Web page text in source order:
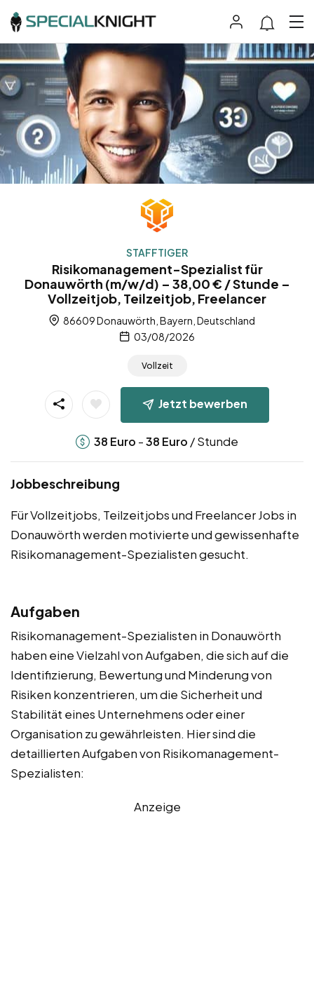
STAFFTIGER
Risikomanagement-Spezialist für
Donauwörth (m/w/d) – 38,00 € / Stunde –
Vollzeitjob, Teilzeitjob, Freelancer
86609 Donauwörth, Bayern, Deutschland
03/08/2026
Vollzeit
Jetzt bewerben
38 Euro -38 Euro / Stunde
Jobbeschreibung
Für Vollzeitjobs, Teilzeitjobs und Freelancer Jobs in
Donauwörth werden motivierte und gewissenhafte
Risikomanagement-Spezialisten gesucht.
Aufgaben
Risikomanagement-Spezialisten in Donauwörth
haben eine Vielzahl von Aufgaben, die sich auf die
Identifizierung, Bewertung und Minderung von
Risiken konzentrieren, um die Sicherheit und
Stabilität eines Unternehmens oder einer
Organisation zu gewährleisten. Hier sind die
detaillierten Aufgaben von Risikomanagement-
Spezialisten:
Anzeige